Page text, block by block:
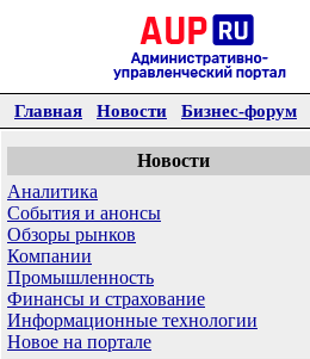
Главная Новости Бизнес-форум
Новости
Аналитика
События и анонсы
Обзоры рынков
Компании
Промышленность
Финансы и страхование
Информационные технологии
Новое на портале